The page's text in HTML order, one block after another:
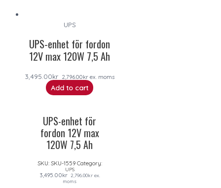
UPS
UPS-enhet för fordon
12V max 120W 7,5 Ah
3,495.00kr 2,796.00krex. moms
Add to cart
UPS-enhet för
fordon 12V max
120W 7,5 Ah
SKU: SKU-1559 Category:
UPS
3,495.00kr 2,796.00krex.
moms